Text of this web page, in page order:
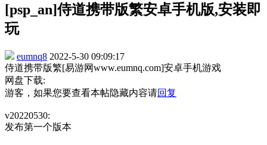
[psp_an]侍道携带版繁安卓手机版,安装即
玩
eumnq8 2022-5-30 09:09:17
侍道携带版繁[易游网www.eumnq.com]安卓手机游戏
网盘下载:
游客，如果您要查看本帖隐藏内容请回复
v20220530:
发布第一个版本